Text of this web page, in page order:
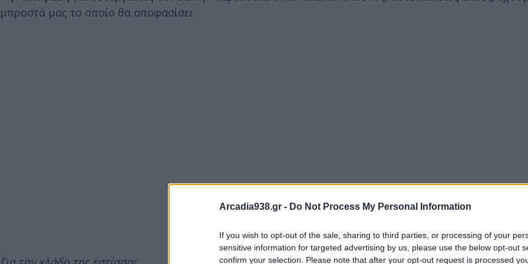
Arcadia938.gr - Do Not Process My Personal Information
If you wish to opt-out of the sale, sharing to third parties, or processing of your
sensitive information for targeted advertising by us, please use the below opt-out
confirm your selection. Please note that after your opt-out request is processed
μπροστά μας το οποίο θα αποφασίσει.